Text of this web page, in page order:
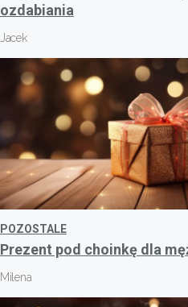
ozdabiania
Jacek
POZOSTALE
Prezent pod choinkę dla
Milena